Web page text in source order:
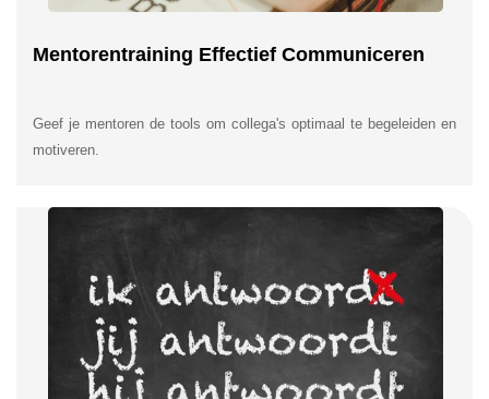
Mentorentraining Effectief Communiceren
Geef je mentoren de tools om collega's optimaal te begeleiden en
motiveren.